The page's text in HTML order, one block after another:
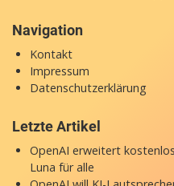
Navigation
Kontakt
Impressum
Datenschutzerklärung
Letzte Artikel
OpenAI erweitert
Luna für alle